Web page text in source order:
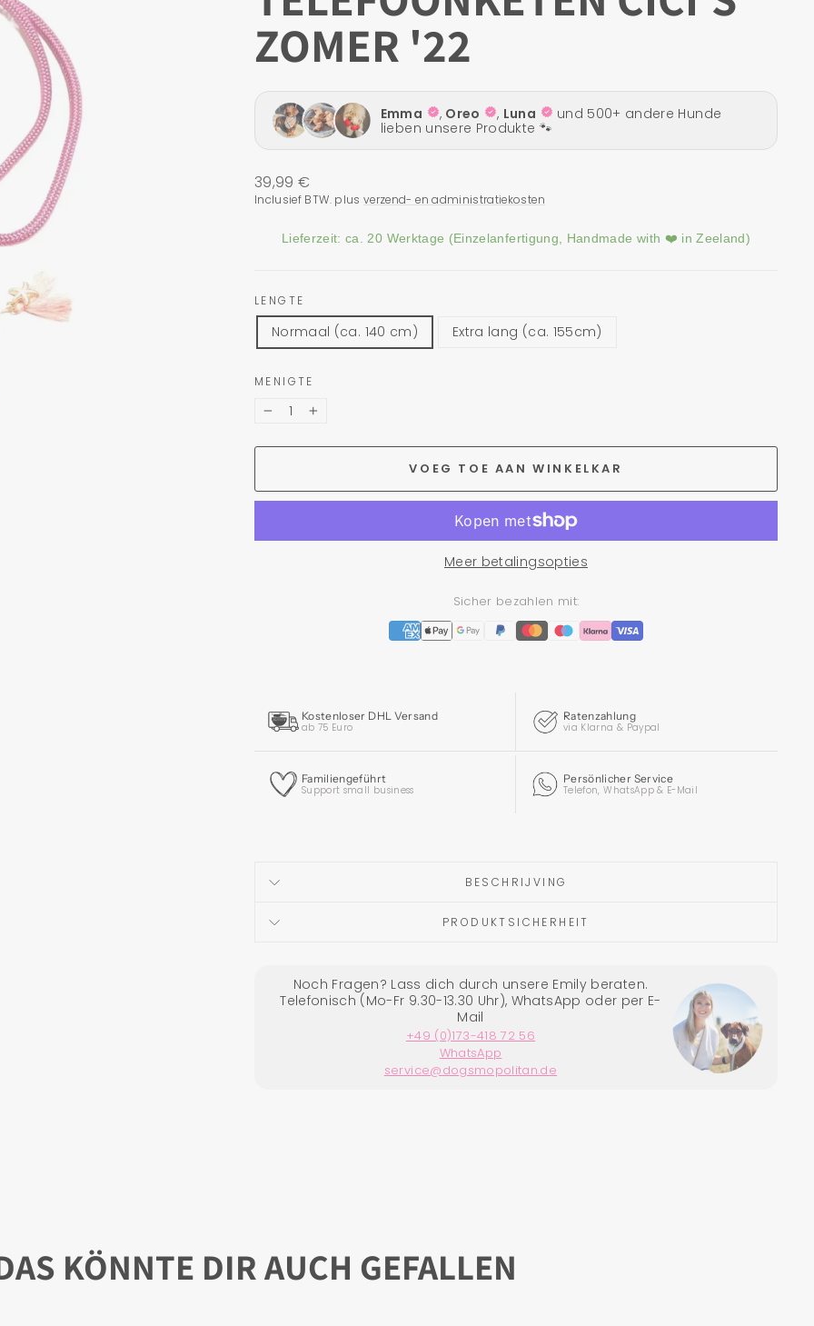
ZOMER '22
Normale
prijs
39,99 €
Inclusief BTW. plus verzend- en administratiekosten
Lieferzeit: ca. 20 Werktage (Einzelanfertigung, Handmade with ❤️ in Zeeland)
LENGTE
Normaal (ca. 140 cm) Extra lang (ca. 155cm)
MENIGTE
VOEG TOE AAN WINKELKAR
Meer betalingsopties
Sicher bezahlen mit:
Kostenloser DHL Versand
ab 75 Euro
Ratenzahlung
via Klarna & Paypal
Familiengeführt
Support small business
Persönlicher Service
Telefon, WhatsApp & E-Mail
BESCHRIJVING
PRODUKTSICHERHEIT
KÖNNTE DIR AUCH GEFALLEN